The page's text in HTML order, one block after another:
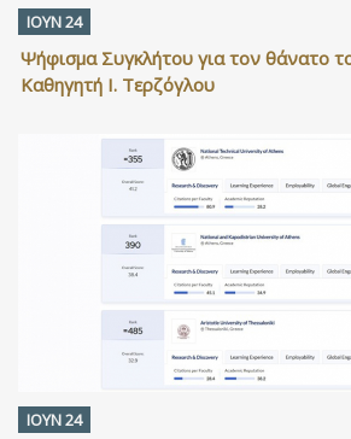
ΙΟΥΝ 24
Ψήφισμα Συγκλήτου για τον θάνατο
Καθηγητή Ι. Τερζόγλου
ΙΟΥΝ 24